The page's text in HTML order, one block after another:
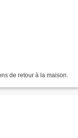
de retour à la maison.